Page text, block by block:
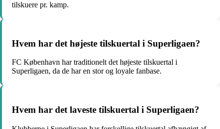
tilskuere pr. kamp.
Hvem har det højeste tilskuertal i Superligaen?
FC København har traditionelt det højeste tilskuertal i
Superligaen, da de har en stor og loyale fanbase.
Hvem har det laveste tilskuertal i Superligaen?